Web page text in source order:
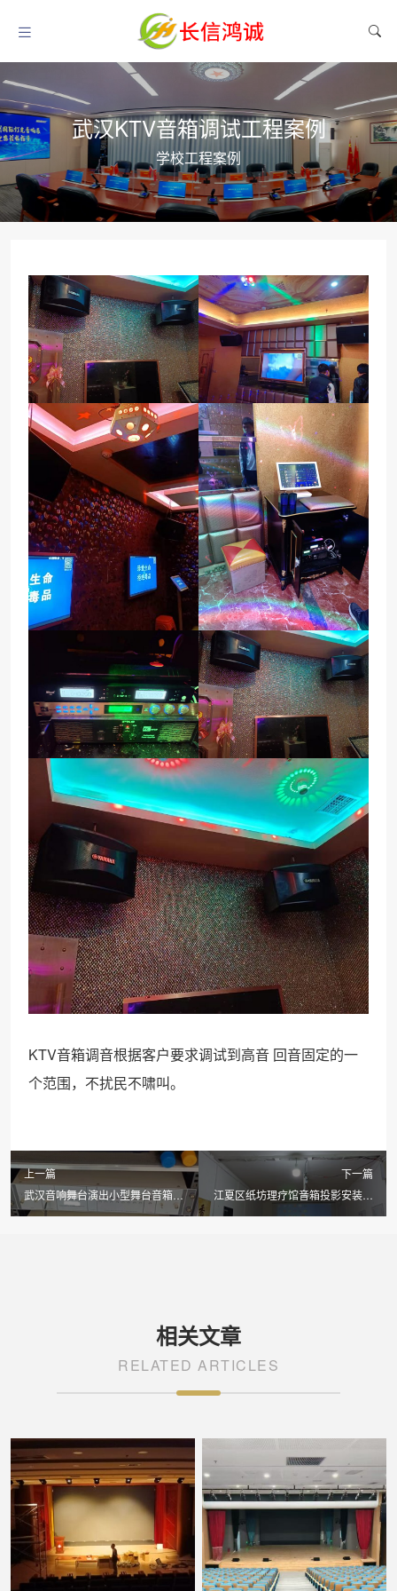
武汉KTV音箱调试工程案例
学校工程案例
KTV音箱调音根据客户要求调试到高音 回音固定的一
个范围，不扰民不啸叫。
上一篇
武汉音响舞台演出小型舞台音箱安
装
下一篇
江夏区纸坊理疗馆音箱投影安装完
相关文章
RELATED ARTICLES